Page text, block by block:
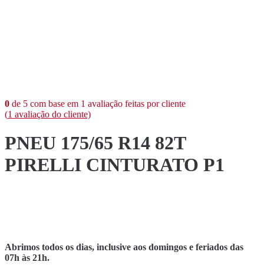
0 de 5 com base em 1 avaliação feitas por cliente
(1 avaliação do cliente)
PNEU 175/65 R14 82T
PIRELLI CINTURATO P1
Abrimos todos os dias, inclusive aos domingos e feriados das
07h às 21h.